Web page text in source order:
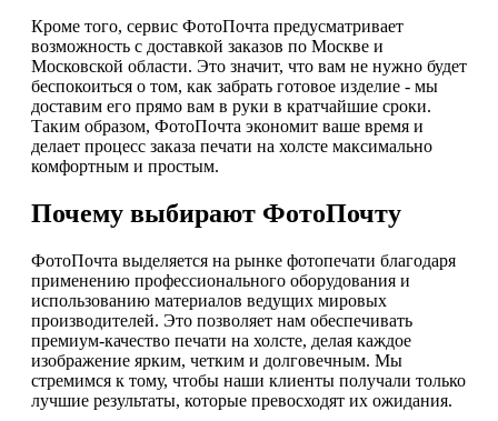
Кроме того, сервис ФотоПочта предусматривает
возможность с доставкой заказов по Москве и
Московской области. Это значит, что вам не нужно будет
беспокоиться о том, как забрать готовое изделие - мы
доставим его прямо вам в руки в кратчайшие сроки.
Таким образом, ФотоПочта экономит ваше время и
делает процесс заказа печати на холсте максимально
комфортным и простым.
Почему выбирают ФотоПочту
ФотоПочта выделяется на рынке фотопечати благодаря
применению профессионального оборудования и
использованию материалов ведущих мировых
производителей. Это позволяет нам обеспечивать
премиум-качество печати на холсте, делая каждое
изображение ярким, четким и долговечным. Мы
стремимся к тому, чтобы наши клиенты получали только
лучшие результаты, которые превосходят их ожидания.